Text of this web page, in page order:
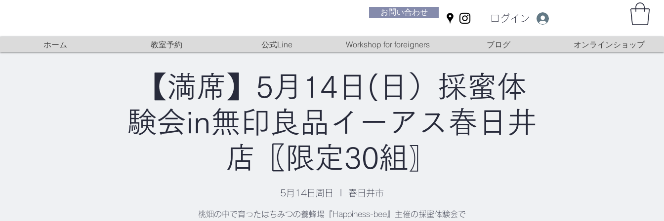
お問い合わせ
ログイン
【満席】5月14日(日）採蜜体
験会in無印良品イーアス春日井
店〖限定30組〗
5月14日周日 春日井市
桃畑の中で育ったはちみつの養蜂場『Happiness-bee』主催の採蜜体験会で
ホーム 教室予約 公式Line Workshop for foreigners ブログ オンラインショップ